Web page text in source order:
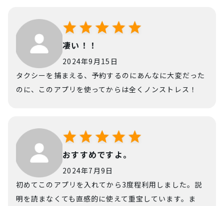
凄い！！
2024年9月15日
タクシーを捕まえる、予約するのにあんなに大変だった
のに、このアプリを使ってからは全くノンストレス！
おすすめですよ。
2024年7月9日
初めてこのアプリを入れてから3度程利用しました。説
明を読まなくても直感的に使えて重宝しています。ま